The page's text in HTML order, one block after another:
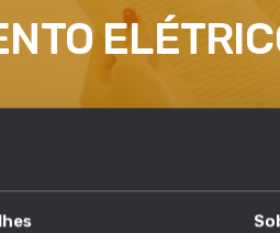
e sistemas de controlo,